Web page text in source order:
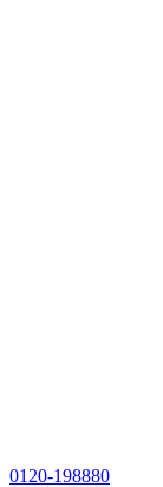
0120-198880